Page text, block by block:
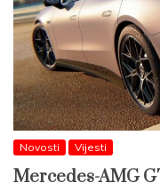
Novosti Vijesti
Mercedes-AMG